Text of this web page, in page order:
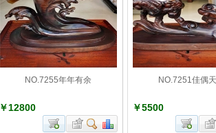
NO.7255年年有余
￥12800
NO.7251佳偶
￥5500